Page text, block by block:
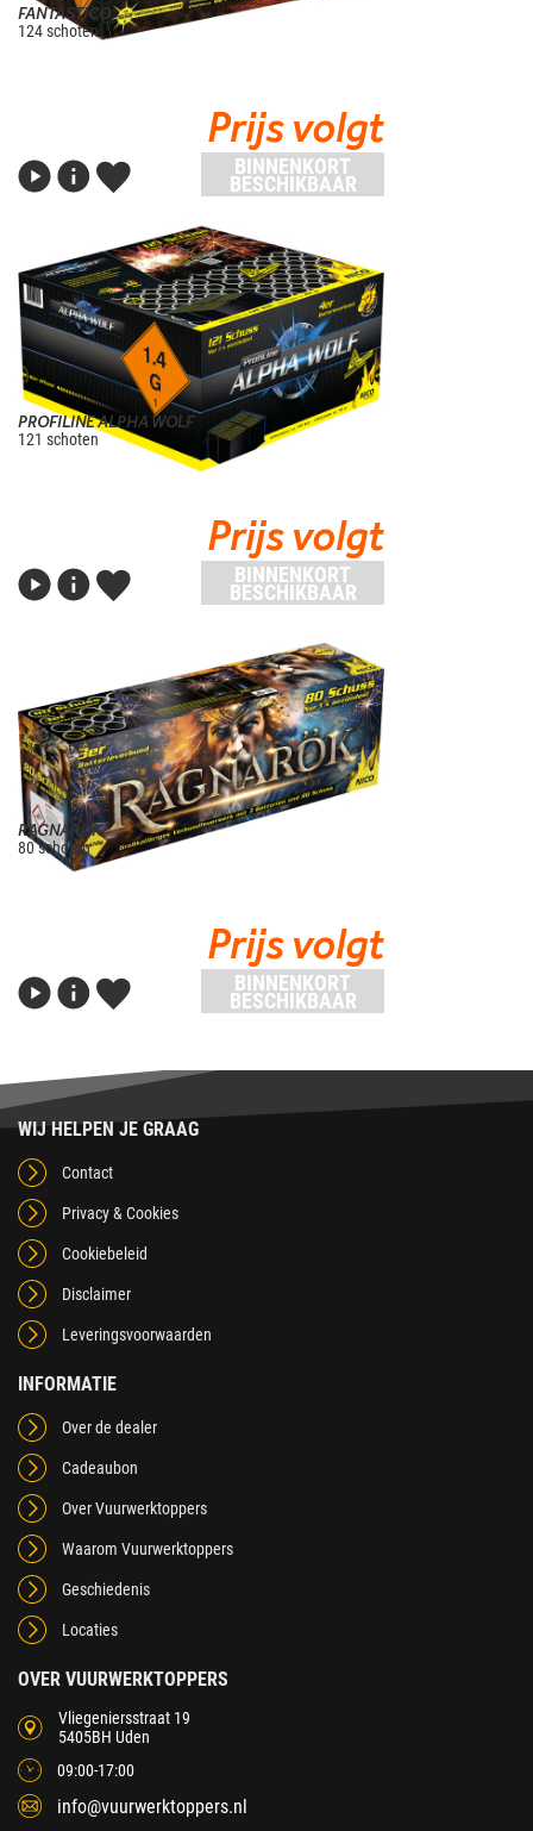
FANTASTICO
124 schoten
Prijs volgt
BINNENKORT
BESCHIKBAAR
PROFILINE ALPHA WOLF
121 schoten
Prijs volgt
BINNENKORT
BESCHIKBAAR
RAGNARÖK
80 schoten
Prijs volgt
BINNENKORT
BESCHIKBAAR
WIJ HELPEN JE GRAAG
Contact
Privacy & Cookies
Cookiebeleid
Disclaimer
Leveringsvoorwaarden
INFORMATIE
Over de dealer
Cadeaubon
Over Vuurwerktoppers
Waarom Vuurwerktoppers
Geschiedenis
Locaties
OVER VUURWERKTOPPERS
Vliegeniersstraat 19
5405BH Uden
09:00-17:00
info@vuurwerktoppers.nl